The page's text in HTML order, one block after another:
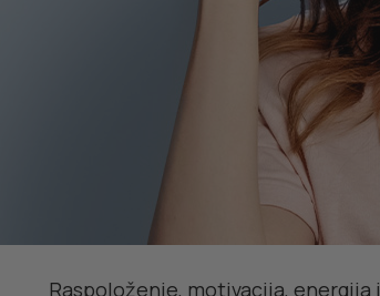
Raspoloženje, motivacija, energija i